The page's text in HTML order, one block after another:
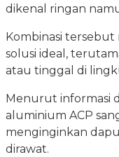
dikenal ringan
Kombinasi tersebut
solusi ideal,
atau tinggal di
Menurut informasi
aluminium ACP
menginginkan
dirawat.